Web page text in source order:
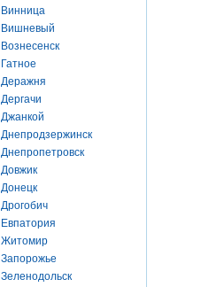
Винница
Вишневый
Вознесенск
Гатное
Деражня
Дергачи
Джанкой
Днепродзержинск
Днепропетровск
Довжик
Донецк
Дрогобич
Евпатория
Житомир
Запорожье
Зеленодольск